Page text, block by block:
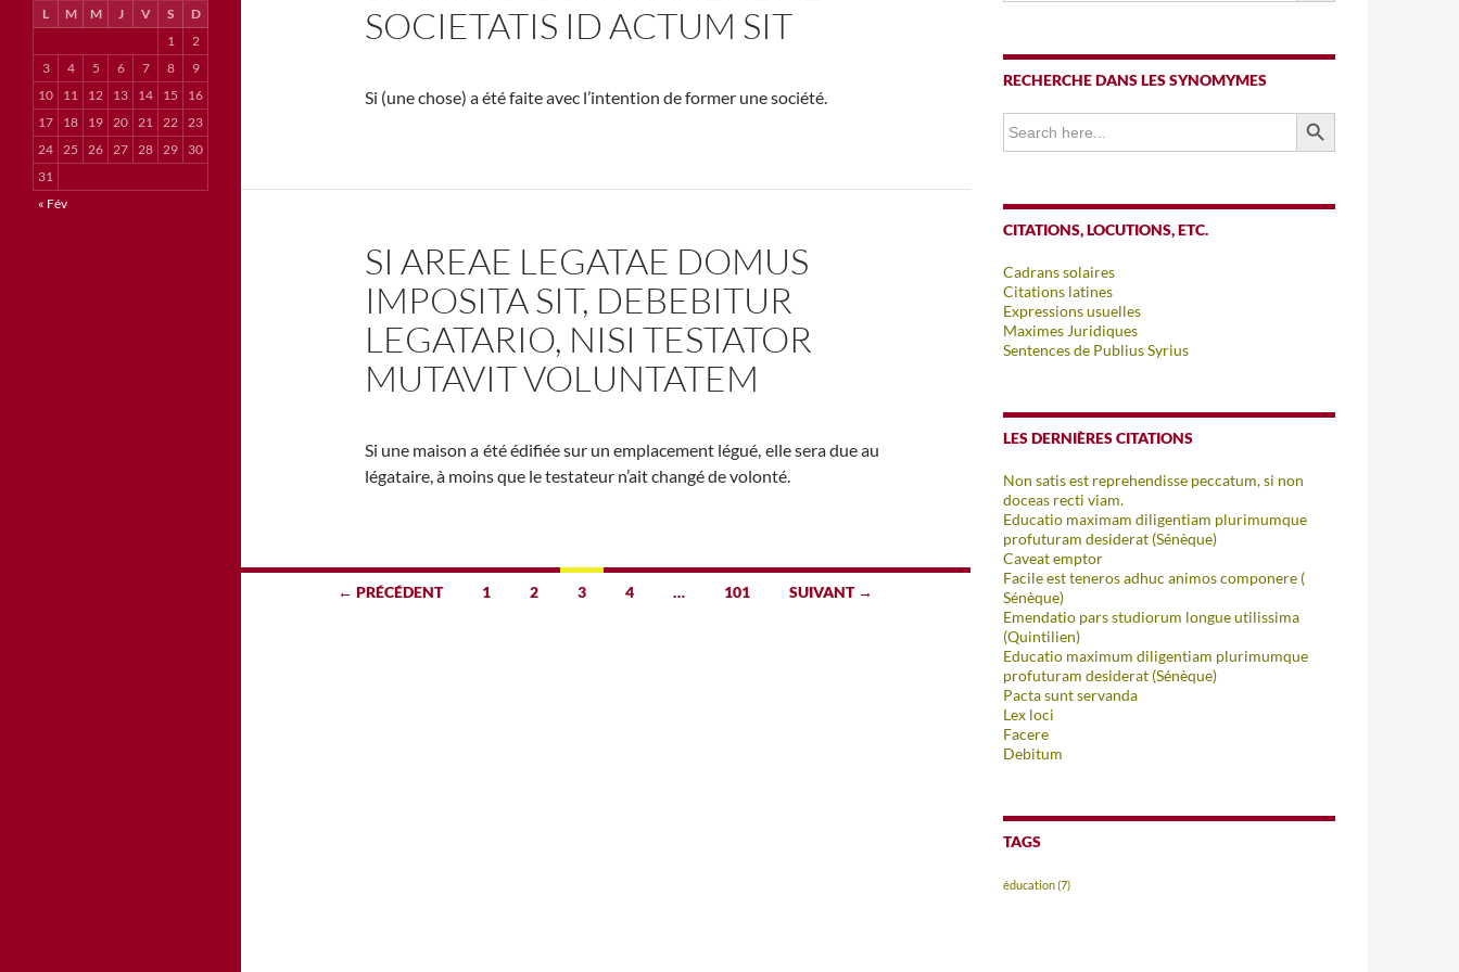
SOCIETATIS ID ACTUM SIT
Si (une chose) a été faite avec l’intention de former une société.
SI AREAE LEGATAE DOMUS
IMPOSITA SIT, DEBEBITUR
LEGATARIO, NISI TESTATOR
MUTAVIT VOLUNTATEM
Si une maison a été édifiée sur un emplacement légué, elle sera due au
légataire, à moins que le testateur n’ait changé de volonté.
Navigation← PRÉCÉDENT 1 2 3 4 … 101 SUIVANT →
RECHERCHE DANS LES SYNOMYMES
Search
for:
SEARCH BUTTON
CITATIONS, LOCUTIONS, ETC.
Cadrans solaires
Citations latines
Expressions usuelles
Maximes Juridiques
Sentences de Publius Syrius
LES DERNIÈRES CITATIONS
Non satis est reprehendisse peccatum, si non
doceas recti viam.
Educatio maximam diligentiam plurimumque
profuturam desiderat (Sénèque)
Caveat emptor
Facile est teneros adhuc animos componere (
Sénèque)
Emendatio pars studiorum longue utilissima
(Quintilien)
Educatio maximum diligentiam plurimumque
profuturam desiderat (Sénèque)
Pacta sunt servanda
Lex loci
Facere
Debitum
TAGS
éducation(7)
L M M J V S
D
1
2
3
4 5 6 7 8
9
10
11 12 13 14 15
16
17
18 19 20 21 22 23
24 25 26 27 28 29
30
31
« Fév